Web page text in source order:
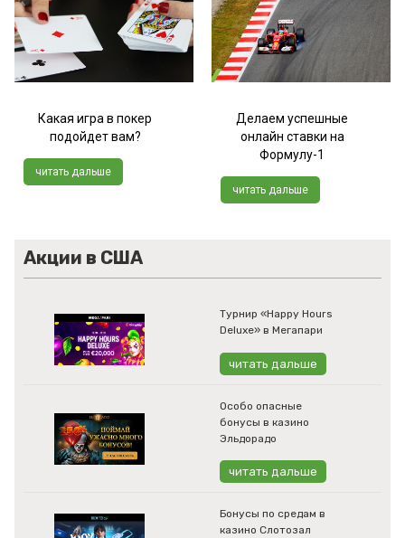
Какая игра в покер
подойдет вам?
читать дальше
Делаем успешные
онлайн ставки на
Формулу-1
читать дальше
Акции в США
Турнир «Happy Hours
Deluxe» в Мегапари
читать дальше
Особо опасные
бонусы в казино
Эльдорадо
читать дальше
Бонусы по средам в
казино Слотозал